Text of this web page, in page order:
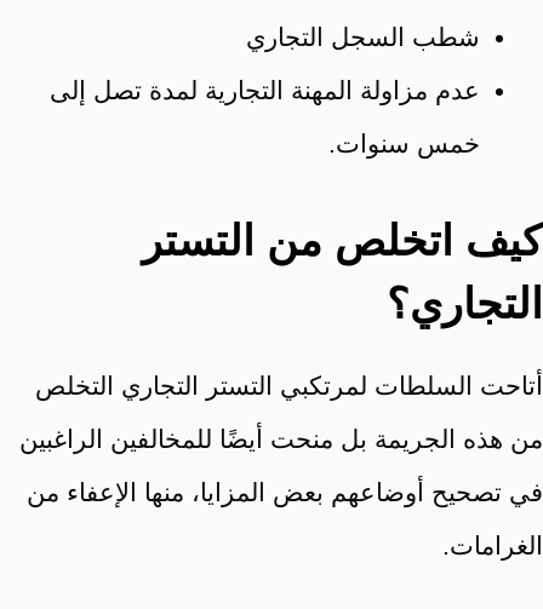
شطب السجل التجاري
عدم مزاولة المهنة التجارية لمدة تصل إلى
خمس سنوات.
كيف اتخلص من التستر
التجاري؟
أتاحت السلطات لمرتكبي التستر التجاري التخلص
من هذه الجريمة بل منحت أيضًا للمخالفين الراغبين
في تصحيح أوضاعهم بعض المزايا، منها الإعفاء من
الغرامات.